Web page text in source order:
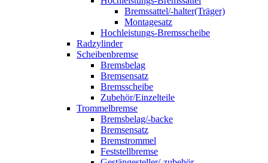
Bremssattel/-halter(Träger)
Montagesatz
Hochleistungs-Bremsscheibe
Radzylinder
Scheibenbremse
Bremsbelag
Bremsensatz
Bremsscheibe
Zubehör/Einzelteile
Trommelbremse
Bremsbelag/-backe
Bremsensatz
Bremstrommel
Feststellbremse